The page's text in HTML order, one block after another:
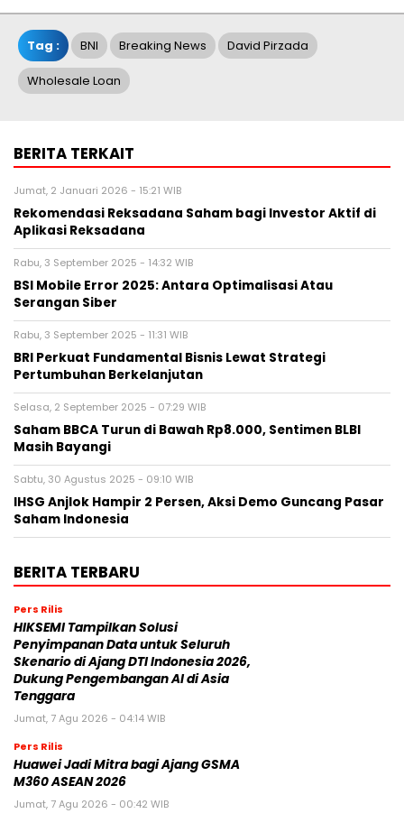
Tag : BNI Breaking News David Pirzada
Wholesale Loan
BERITA TERKAIT
Jumat, 2 Januari 2026 - 15:21 WIB
Rekomendasi Reksadana Saham bagi Investor Aktif di
Aplikasi Reksadana
Rabu, 3 September 2025 - 14:32 WIB
BSI Mobile Error 2025: Antara Optimalisasi Atau
Serangan Siber
Rabu, 3 September 2025 - 11:31 WIB
BRI Perkuat Fundamental Bisnis Lewat Strategi
Pertumbuhan Berkelanjutan
Selasa, 2 September 2025 - 07:29 WIB
Saham BBCA Turun di Bawah Rp8.000, Sentimen BLBI
Masih Bayangi
Sabtu, 30 Agustus 2025 - 09:10 WIB
IHSG Anjlok Hampir 2 Persen, Aksi Demo Guncang Pasar
Saham Indonesia
BERITA TERBARU
Pers Rilis
HIKSEMI Tampilkan Solusi
Penyimpanan Data untuk Seluruh
Skenario di Ajang DTI Indonesia 2026,
Dukung Pengembangan AI di Asia
Tenggara
Jumat, 7 Agu 2026 - 04:14 WIB
Pers Rilis
Huawei Jadi Mitra bagi Ajang GSMA
M360 ASEAN 2026
Jumat, 7 Agu 2026 - 00:42 WIB